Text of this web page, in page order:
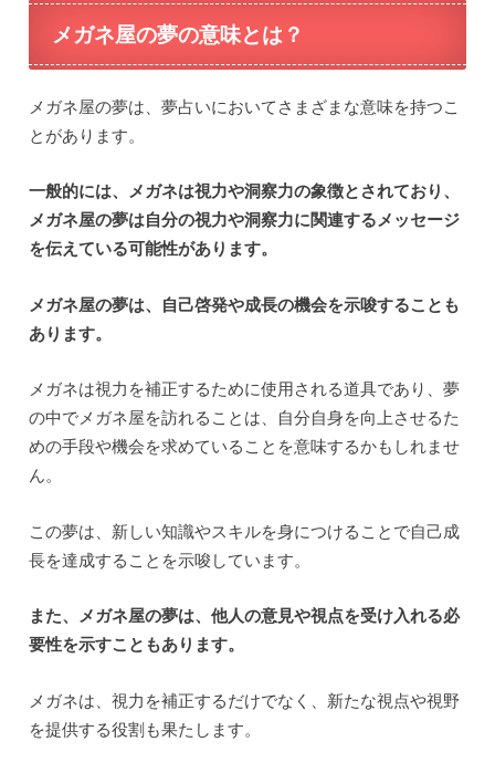
メガネ屋の夢の意味とは？
メガネ屋の夢は、夢占いにおいてさまざまな意味を持つこ
とがあります。
一般的には、メガネは視力や洞察力の象徴とされており、
メガネ屋の夢は自分の視力や洞察力に関連するメッセージ
を伝えている可能性があります。
メガネ屋の夢は、自己啓発や成長の機会を示唆することも
あります。
メガネは視力を補正するために使用される道具であり、夢
の中でメガネ屋を訪れることは、自分自身を向上させるた
めの手段や機会を求めていることを意味するかもしれませ
ん。
この夢は、新しい知識やスキルを身につけることで自己成
長を達成することを示唆しています。
また、メガネ屋の夢は、他人の意見や視点を受け入れる必
要性を示すこともあります。
メガネは、視力を補正するだけでなく、新たな視点や視野
を提供する役割も果たします。